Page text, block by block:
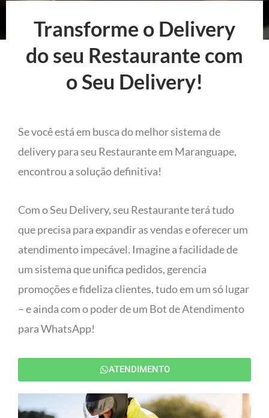
Transforme o Delivery
do seu Restaurante com
o Seu Delivery!
Se você está em busca do melhor sistema de
delivery para seu Restaurante em Maranguape,
encontrou a solução definitiva!
Com o Seu Delivery, seu Restaurante terá tudo
que precisa para expandir as vendas e oferecer um
atendimento impecável. Imagine a facilidade de
um sistema que unifica pedidos, gerencia
promoções e fideliza clientes, tudo em um só lugar
– e ainda com o poder de um Bot de Atendimento
para WhatsApp!
ATENDIMENTO